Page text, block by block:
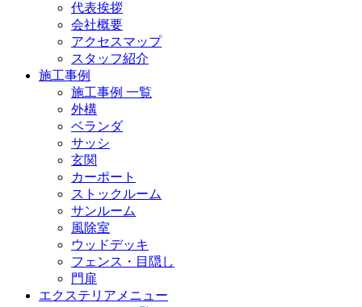
代表挨拶
会社概要
アクセスマップ
スタッフ紹介
施工事例
施工事例 一覧
外構
ベランダ
サッシ
玄関
カーポート
ストックルーム
サンルーム
風除室
ウッドデッキ
フェンス・目隠し
門扉
エクステリアメニュー